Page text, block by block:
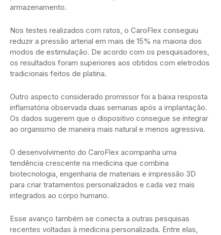
armazenamento.
Nos testes realizados com ratos, o CaroFlex conseguiu
reduzir a pressão arterial em mais de 15% na maioria dos
modos de estimulação. De acordo com os pesquisadores,
os resultados foram superiores aos obtidos com eletrodos
tradicionais feitos de platina.
Outro aspecto considerado promissor foi a baixa resposta
inflamatória observada duas semanas após a implantação.
Os dados sugerem que o dispositivo consegue se integrar
ao organismo de maneira mais natural e menos agressiva.
O desenvolvimento do CaroFlex acompanha uma
tendência crescente na medicina que combina
biotecnologia, engenharia de materiais e impressão 3D
para criar tratamentos personalizados e cada vez mais
integrados ao corpo humano.
Esse avanço também se conecta a outras pesquisas
recentes voltadas à medicina personalizada. Entre elas,